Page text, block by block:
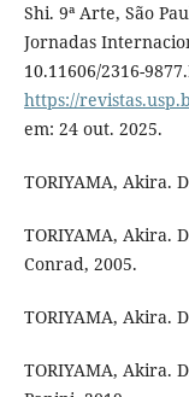
Shi. 9ª Arte, São
Jornadas
10.11606/2316-
https://
em: 24 out. 2025.
TORIYAMA, Akira.
TORIYAMA, Akira.
Conrad, 2005.
TORIYAMA, Akira.
TORIYAMA, Akira.